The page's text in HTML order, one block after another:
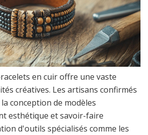
en cuir offre une vaste
créatives. Les artisans confirmés
conception de modèles
esthétique et savoir-faire
d'outils spécialisés comme les